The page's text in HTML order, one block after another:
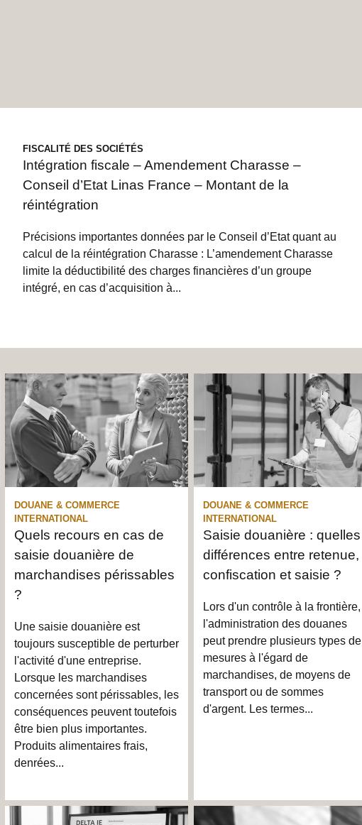
FISCALITÉ DES SOCIÉTÉS
Intégration fiscale – Amendement Charasse –
Conseil d’Etat Linas France – Montant de la
réintégration
Précisions importantes données par le Conseil d’Etat quant au
calcul de la réintégration Charasse : L’amendement Charasse
limite la déductibilité des charges financières d’un groupe
intégré, en cas d’acquisition à...
DOUANE & COMMERCE
INTERNATIONAL
Quels recours en cas de
saisie douanière de
marchandises périssables
?
Une saisie douanière est
toujours susceptible de perturber
l'activité d'une entreprise.
Lorsque les marchandises
concernées sont périssables, les
conséquences peuvent toutefois
être bien plus importantes.
Produits alimentaires frais,
denrées...
DOUANE & COMMERCE
INTERNATIONAL
Saisie douanière : quelles
différences entre retenue,
confiscation et saisie ?
Lors d'un contrôle à la frontière,
l'administration des douanes
peut prendre plusieurs types de
mesures à l'égard de
marchandises, de moyens de
transport ou de sommes
d'argent. Les termes...